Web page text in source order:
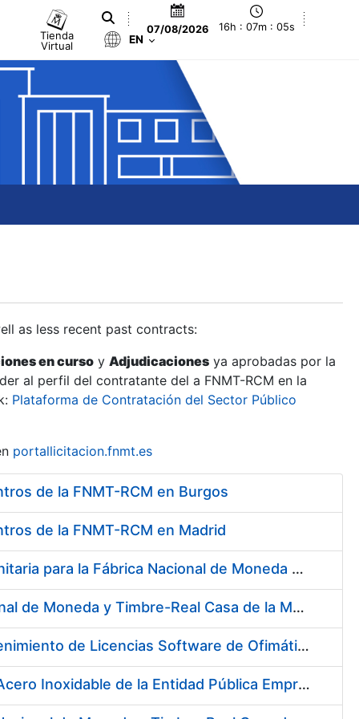
Tienda
Virtual
07/08/2026 16h : 07m : 06s
EN
as less recent past contracts:
en curso y Adjudicaciones ya aprobadas por la
al perfil del contratante del a FNMT-RCM en la
Plataforma de Contratación del Sector Público
portallicitacion.fnmt.es
de la FNMT-RCM en Burgos
de la FNMT-RCM en Madrid
Contratación de una Póliza de Seguro Colectivo de Asistencia Sanitaria para la Fábrica Nacional de Moneda y Timbre – Real Casa de la Moneda
Contratación de Servicios para los empleados de la Fábrica Nacional de Moneda y Timbre-Real Casa de la Moneda para el año 2020, en ejecución de la sentencia número 511/2020 de la Sala de lo Social del Tribunal Supremo (Cesta de Navidad)
Contratación de los Servicios de Adquisición, Renovación y Mantenimiento de Licencias Software de Ofimática ( 2 lotes)
Suscripción de Acuerdo Marco para el Suministro de Material de Acero Inoxidable de la Entidad Pública Empresarial Fábrica Nacional de Moneda y Timbre-Real Casa de la Moneda (FNMT-RCM)